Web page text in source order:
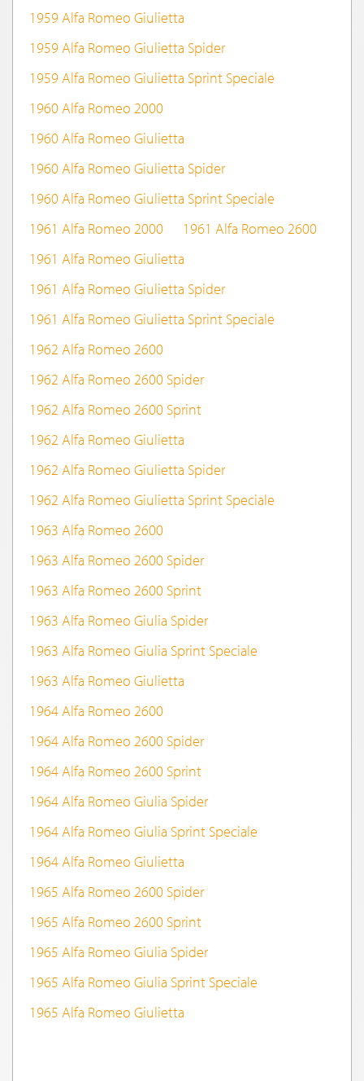
1959 Alfa Romeo Giulietta
1959 Alfa Romeo Giulietta Spider
1959 Alfa Romeo Giulietta Sprint Speciale
1960 Alfa Romeo 2000
1960 Alfa Romeo Giulietta
1960 Alfa Romeo Giulietta Spider
1960 Alfa Romeo Giulietta Sprint Speciale
1961 Alfa Romeo 2000
1961 Alfa Romeo 2600
1961 Alfa Romeo Giulietta
1961 Alfa Romeo Giulietta Spider
1961 Alfa Romeo Giulietta Sprint Speciale
1962 Alfa Romeo 2600
1962 Alfa Romeo 2600 Spider
1962 Alfa Romeo 2600 Sprint
1962 Alfa Romeo Giulietta
1962 Alfa Romeo Giulietta Spider
1962 Alfa Romeo Giulietta Sprint Speciale
1963 Alfa Romeo 2600
1963 Alfa Romeo 2600 Spider
1963 Alfa Romeo 2600 Sprint
1963 Alfa Romeo Giulia Spider
1963 Alfa Romeo Giulia Sprint Speciale
1963 Alfa Romeo Giulietta
1964 Alfa Romeo 2600
1964 Alfa Romeo 2600 Spider
1964 Alfa Romeo 2600 Sprint
1964 Alfa Romeo Giulia Spider
1964 Alfa Romeo Giulia Sprint Speciale
1964 Alfa Romeo Giulietta
1965 Alfa Romeo 2600 Spider
1965 Alfa Romeo 2600 Sprint
1965 Alfa Romeo Giulia Spider
1965 Alfa Romeo Giulia Sprint Speciale
1965 Alfa Romeo Giulietta